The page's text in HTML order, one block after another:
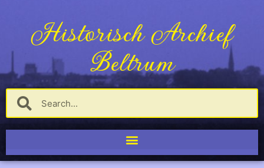
Historisch Archief
Beltrum